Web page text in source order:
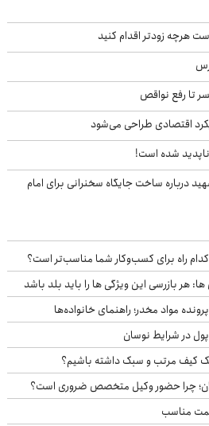
هرچه زودتر اقدام کنید
تا رفع نواقص
اقتصادی طراحی می‌شود
شده است!
درباره ساخت جایگاه سخنرانی برای امام
کدام راه برای کسب‌وکار شما مناسب‌تر است؟
هر بازرسی این ویژگی ها را باید بلد باشد
در شرایط نوسان
کیف مرتب و سبک داشته باشیم؟
چرا حضور وکیل متخصص ضروری است؟
مناسب